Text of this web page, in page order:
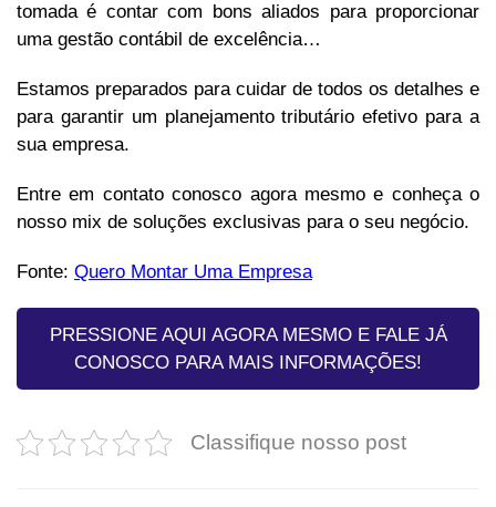
tomada é contar com bons aliados para proporcionar
uma gestão contábil de excelência…
Estamos preparados para cuidar de todos os detalhes e
para garantir um planejamento tributário efetivo para a
sua empresa.
Entre em contato conosco agora mesmo e conheça o
nosso mix de soluções exclusivas para o seu negócio.
Fonte: Quero Montar Uma Empresa
PRESSIONE AQUI AGORA MESMO E FALE JÁ
CONOSCO PARA MAIS INFORMAÇÕES!
Classifique nosso post